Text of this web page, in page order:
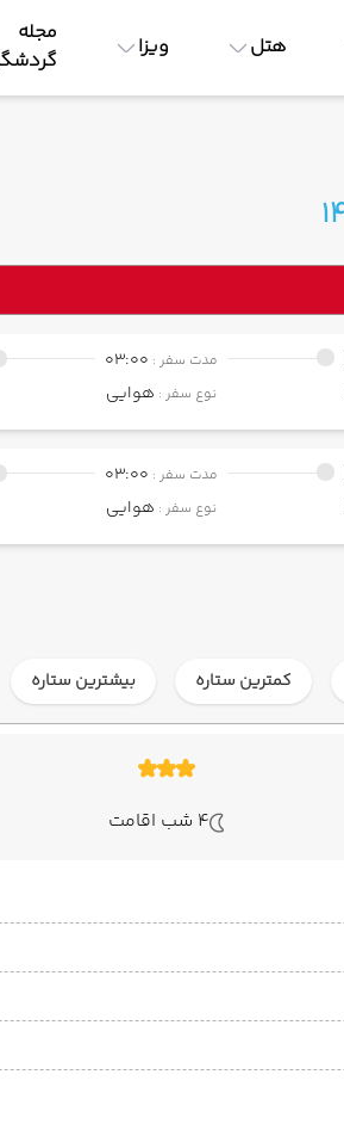
هتل ویزا
مجله
مدت سفر : 03:00
نوع سفر : هوایی
مدت سفر : 03:00
نوع سفر : هوایی
کمترین ستاره بیشترین ستاره
4 شب اقامت